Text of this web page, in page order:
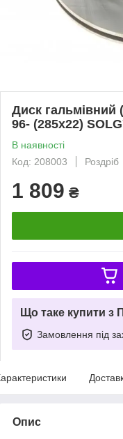
Диск гальмівний
96- (285x22)
В наявності
Код: 208003
Роздріб
1 809 ₴
Що таке купити з
Замовлення під
Опис